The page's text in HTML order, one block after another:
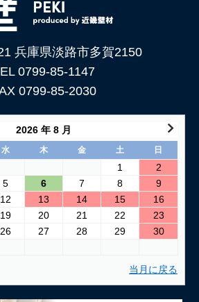
兵庫県淡路市多賀2150
0799-85-1147
0799-85-2030
2026 年 8 月
水 木 金 土 日
1
2
5 6 7 8
9
12 13 14 15
16
19 20 21 22
23
26 27 28 29
30
当月に戻る